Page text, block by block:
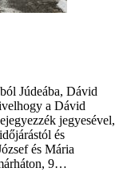
Júdeába, Dávid
a Dávid
jegyesével,
és
és Mária
9…